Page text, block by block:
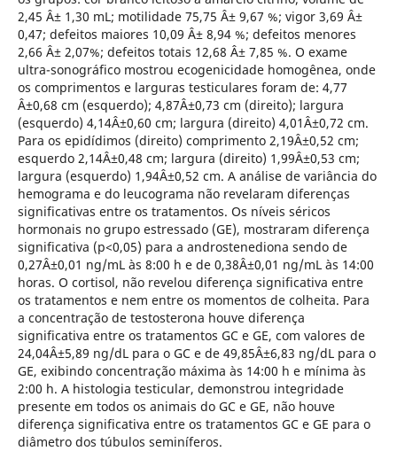
2,45 Â± 1,30 mL; motilidade 75,75 Â± 9,67 %; vigor 3,69 Â±
0,47; defeitos maiores 10,09 Â± 8,94 %; defeitos menores
2,66 Â± 2,07%; defeitos totais 12,68 Â± 7,85 %. O exame
ultra-sonográfico mostrou ecogenicidade homogênea, onde
os comprimentos e larguras testiculares foram de: 4,77
Â±0,68 cm (esquerdo); 4,87Â±0,73 cm (direito); largura
(esquerdo) 4,14Â±0,60 cm; largura (direito) 4,01Â±0,72 cm.
Para os epidídimos (direito) comprimento 2,19Â±0,52 cm;
esquerdo 2,14Â±0,48 cm; largura (direito) 1,99Â±0,53 cm;
largura (esquerdo) 1,94Â±0,52 cm. A análise de variância do
hemograma e do leucograma não revelaram diferenças
significativas entre os tratamentos. Os níveis séricos
hormonais no grupo estressado (GE), mostraram diferença
significativa (p<0,05) para a androstenediona sendo de
0,27Â±0,01 ng/mL às 8:00 h e de 0,38Â±0,01 ng/mL às 14:00
horas. O cortisol, não revelou diferença significativa entre
os tratamentos e nem entre os momentos de colheita. Para
a concentração de testosterona houve diferença
significativa entre os tratamentos GC e GE, com valores de
24,04Â±5,89 ng/dL para o GC e de 49,85Â±6,83 ng/dL para o
GE, exibindo concentração máxima às 14:00 h e mínima às
2:00 h. A histologia testicular, demonstrou integridade
presente em todos os animais do GC e GE, não houve
diferença significativa entre os tratamentos GC e GE para o
diâmetro dos túbulos seminíferos.